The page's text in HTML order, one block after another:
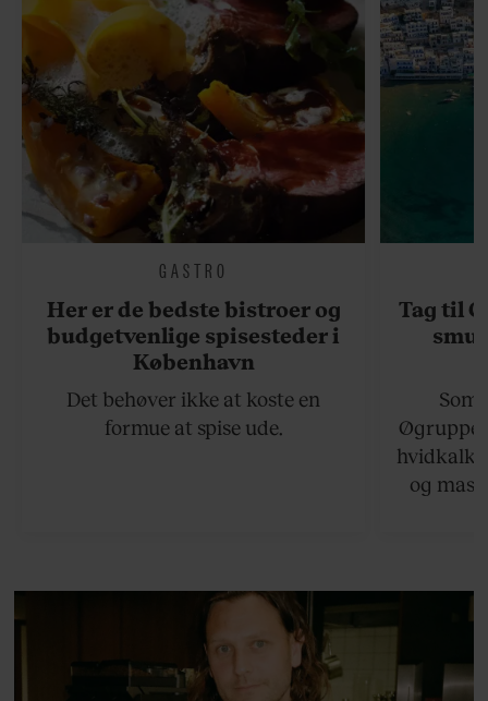
GASTRO
Her er de bedste bistroer og
budgetvenlige spisesteder i
København
Det behøver ikke at koste en
formue at spise ude.
Tag til
og